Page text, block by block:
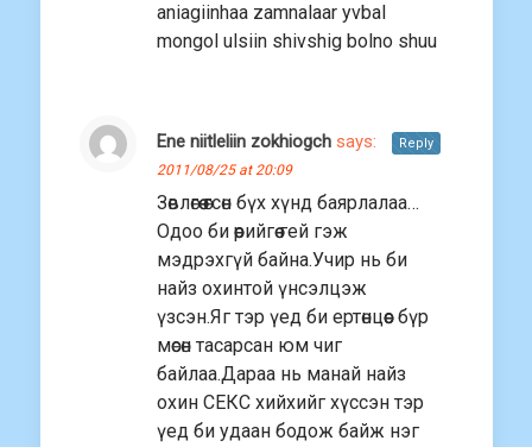
aniagiinhaa zamnalaar yvbal
mongol ulsiin shivshig bolno shuu
Ene niitleliin zokhiogch says:
2011/08/25 at 20:09
Зөвлөгөө өгсөн бүх хүнд баярлалаа…
Одоо би өөрийгөө гей гэж
мэдрэхгүй байна.Учир нь би
найз охинтой үнсэлцэж
үзсэн.Яг тэр үед би ертөнцөөс бүр
мөсөн тасарсан юм чиг
байлаа.Дараа нь манай найз
охин СЕКС хийхийг хүссэн тэр
үед би удаан бодож байж нэг
Reply